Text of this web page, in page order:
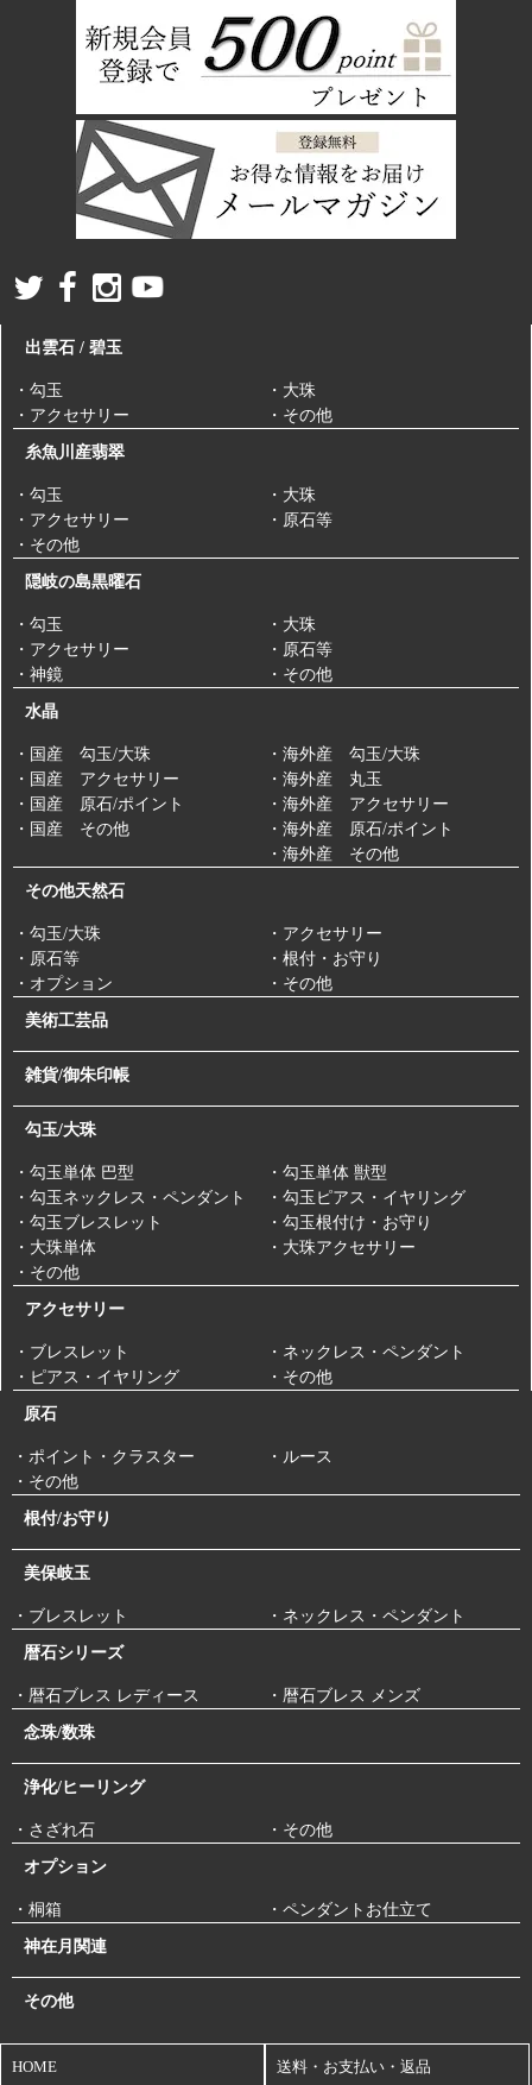
出雲石 / 碧玉
・勾玉
・大珠
・アクセサリー
・その他
糸魚川産翡翠
・勾玉
・大珠
・アクセサリー
・原石等
・その他
隠岐の島黒曜石
・勾玉
・大珠
・アクセサリー
・原石等
・神鏡
・その他
水晶
・国産 勾玉/大珠
・海外産 勾玉/大珠
・国産 アクセサリー
・海外産 丸玉
・国産 原石/ポイント
・海外産 アクセサリー
・国産 その他
・海外産 原石/ポイント
・海外産 その他
その他天然石
・勾玉/大珠
・アクセサリー
・原石等
・根付・お守り
・オプション
・その他
美術工芸品
雑貨/御朱印帳
勾玉/大珠
・勾玉単体 巴型
・勾玉単体 獣型
・勾玉ネックレス・ペンダント
・勾玉ピアス・イヤリング
・勾玉ブレスレット
・勾玉根付け・お守り
・大珠単体
・大珠アクセサリー
・その他
アクセサリー
・ブレスレット
・ネックレス・ペンダント
・ピアス・イヤリング
・その他
原石
・ポイント・クラスター
・ルース
・その他
根付/お守り
美保岐玉
・ブレスレット ・ネックレス・ペンダント
暦石シリーズ
・暦石ブレス レディース ・暦石ブレス メンズ
念珠/数珠
浄化/ヒーリング
・さざれ石 ・その他
オプション
・桐箱 ・ペンダントお仕立て
神在月関連
その他
HOME 送料・お支払い・返品